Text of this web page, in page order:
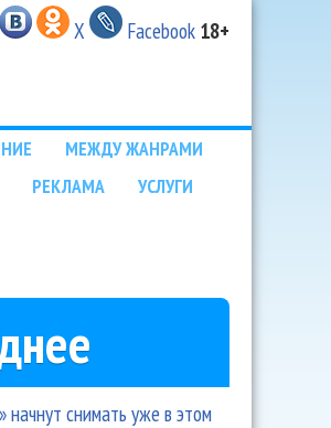
X Facebook 18+
МЕЖДУ ЖАНРАМИ
РЕКЛАМА
УСЛУГИ
снимать уже в этом